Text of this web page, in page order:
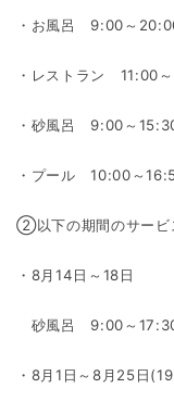
・お風呂 9:00～
・レストラン 11:00
・砂風呂 9:00～
・プール 10:00～
②以下の期間のサービ
・8月14日～18日
砂風呂 9:00～
・8月1日～8月25日